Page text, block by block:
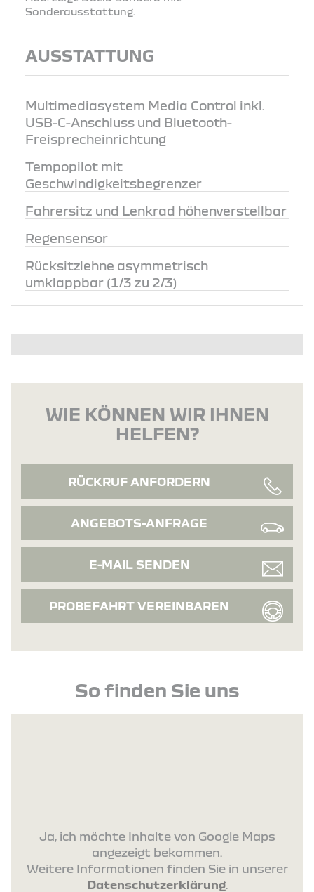
Sonderausstattung.
AUSSTATTUNG
Multimediasystem Media Control inkl.
USB-C-Anschluss und Bluetooth-
Freisprecheinrichtung
Tempopilot mit
Geschwindigkeitsbegrenzer
Fahrersitz und Lenkrad höhenverstellbar
Regensensor
Rücksitzlehne asymmetrisch
umklappbar (1/3 zu 2/3)
WIE KÖNNEN WIR IHNEN
HELFEN?
RÜCKRUF ANFORDERN
ANGEBOTS-ANFRAGE
E-MAIL SENDEN
PROBEFAHRT VEREINBAREN
So finden Sie uns
Ja, ich möchte Inhalte von Google Maps
angezeigt bekommen.
Weitere Informationen finden Sie in unserer
Datenschutzerklärung.